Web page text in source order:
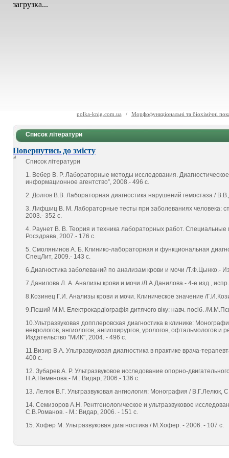
загрузка...
polka-knig.com.ua / Морфофункціональні та біохімічні
Список літератури
Повернутись до змісту
Список літератури
1. Вебер В. Р. Лабораторные методы исследования.
информационное агентство”, 2008.- 496 с.
2. Долгов В.В. Лабораторная диагностика нарушений гемостаза /
3. Лифшиц В. М. Лабораторные тесты при заболеваниях человека:
2003.- 352 с.
4. Раунет В. В. Теория и техника лабораторных работ.
Росздрава, 2007.- 176 с.
5. Смолянинов А. Б. Клинико-лабораторная и функциональная
СпецЛит, 2009.- 143 с.
6.Диагностика заболеваний по анализам крови и мочи /Т.Ф.Цынко.-
7.Данилова Л. А. Анализы крови и мочи /Л.А.Данилова.- 4-е изд.,
8.Козинец Г.И. Анализы крови и мочи. Клиническое значение /
9.Пєший М.М. Електрокардіографія дитячого віку: навч. посіб. /
10.Ультразвуковая допплеровская диагностика в клинике:
неврологов, ангиологов, ангиохирургов, урологов,
Издательство "МИК", 2004. - 496 с.
11.Визир В.А. Ультразвуковая диагностика в практике врача-
400 с.
12. Зубарев А. Р. Ультразвуковое исследование опорно-
Н.А.Неменова.- М.: Видар, 2006.- 136 с.
13. Лелюк В.Г. Ультразвуковая ангиология: Монография /
14. Семизоров А.Н. Рентгенологическое и ультразвуковое
С.В.Романов. - М.: Видар, 2006. - 151 с.
15. Хофер М. Ультразвуковая диагностика / М.Хофер. - 2006. - 107 с.